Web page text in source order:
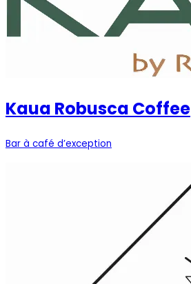
Kaua Robusca Coffee
Bar à café d’exception